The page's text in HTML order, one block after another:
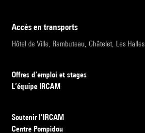
accès en transports
Hôtel de Ville, Rambuteau, Châtelet, Les Halles
Offres d’emploi et stages
L’équipe IRCAM
Soutenir l’IRCAM
Centre Pompidou